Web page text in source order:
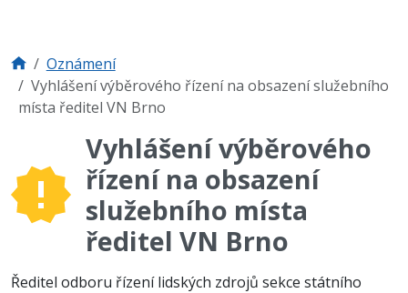
Oznámení
Vyhlášení výběrového řízení na obsazení služebního
místa ředitel VN Brno
Vyhlášení výběrového
řízení na obsazení
služebního místa
ředitel VN Brno
Ředitel odboru řízení lidských zdrojů sekce státního